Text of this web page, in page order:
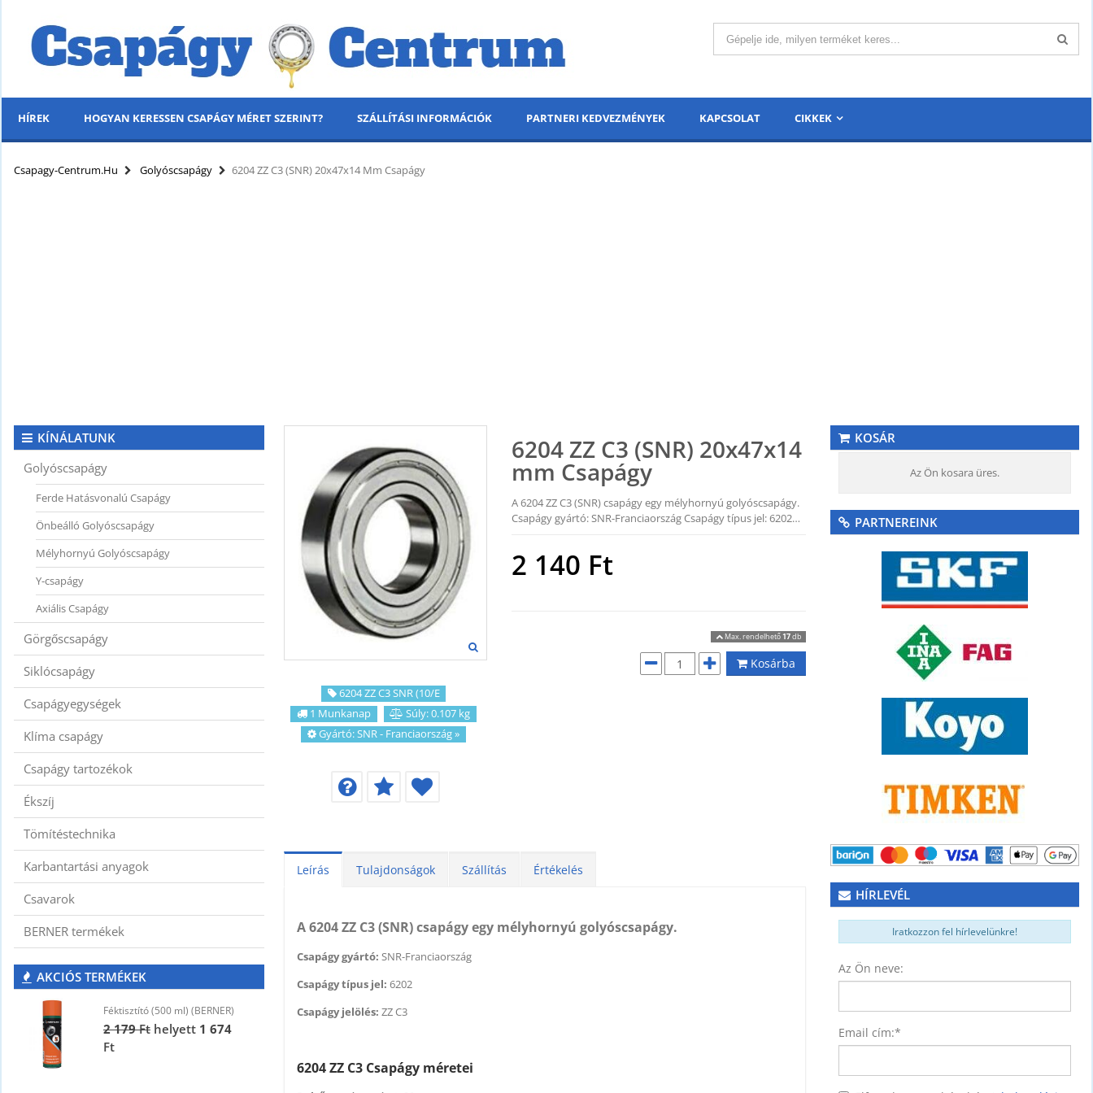
HÍREK HOGYAN KERESSEN CSAPÁGY MÉRET SZERINT? SZÁLLÍTÁSI INFORMÁCIÓK PARTNERI KEDVEZMÉNYEK KAPCSOLAT CIKKEK
MENÜ
Csapagy-Centrum.hu Golyóscsapágy 6204 ZZ C3 (SNR) 20x47x14 Mm Csapágy
6204 ZZ C3 SNR (10/E
1 Munkanap
Súly: 0.107 kg
Gyártó:SNR - Franciaország»
6204 ZZ C3 (SNR) 20x47x14
mm Csapágy
A 6204 ZZ C3 (SNR) csapágy egy mélyhornyú golyóscsapágy.
Csapágy gyártó: SNR-Franciaország Csapágy típus jel: 6202…
2 140 Ft
Max. rendelhető17db
Kosárba
Leírás Tulajdonságok Szállítás Értékelés
A 6204 ZZ C3 (SNR) csapágy egy mélyhornyú golyóscsapágy.
Csapágy gyártó: SNR-Franciaország
Csapágy típus jel: 6202
Csapágy jelölés: ZZ C3
6204 ZZ C3 Csapágy méretei
KOSÁR
Az Ön kosara üres.
PARTNEREINK
HÍRLEVÉL
Iratkozzon fel hírlevelünkre!
Az Ön neve:
Email cím:*
KÍNÁLATUNK
Golyóscsapágy
Ferde Hatásvonalú Csapágy
Önbeálló Golyóscsapágy
Mélyhornyú Golyóscsapágy
Y-csapágy
Axiális Csapágy
Görgőscsapágy
Siklócsapágy
Csapágyegységek
Klíma csapágy
Csapágy tartozékok
Ékszíj
Tömítéstechnika
Karbantartási anyagok
Csavarok
BERNER termékek
AKCIÓS TERMÉKEK
Féktisztító (500 ml) (BERNER)
2 179 Ft helyett 1 674
Ft
Féktisztító (500 ml) (BERNER)